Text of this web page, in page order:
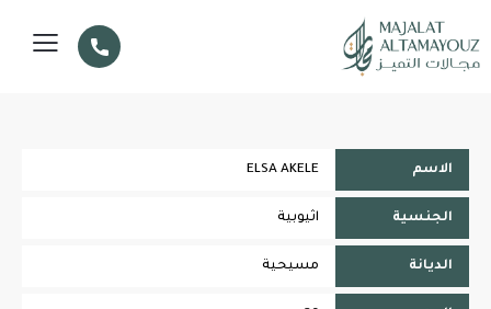
الاسم ELSA AKELE
الجنسية اثيوبية
الديانة مسيحية